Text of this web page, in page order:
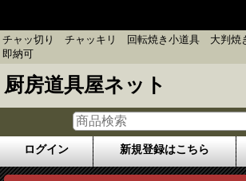
チャッ切り チャッキリ 回転焼き小道具 大判
即納可
厨房道具屋ネット
ログイン 新規登録はこちら